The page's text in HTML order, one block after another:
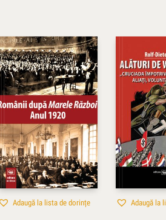
Adaugă la lista de dorințe Adaugă la